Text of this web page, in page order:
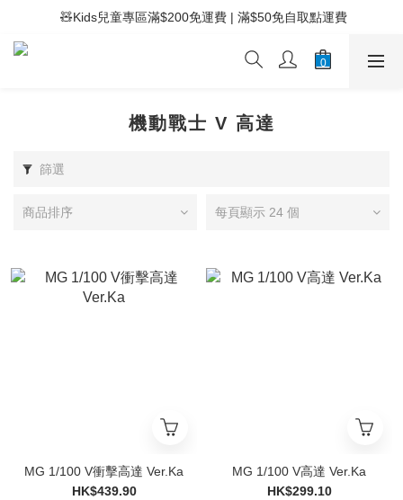
⚡滿$400免運費 | 滿$200免Easy Trade自取點運費
🧸Kids兒童專區滿$200免運費 | 滿$50免自取點運費
⚡滿$400免運費 | 滿$200免Easy Trade自取點運費
機動戰士 V 高達
篩選
商品排序 每頁顯示 24 個
MG 1/100 V衝擊高達 Ver.Ka
HK$439.90
MG 1/100 V高達 Ver.Ka
HK$299.10